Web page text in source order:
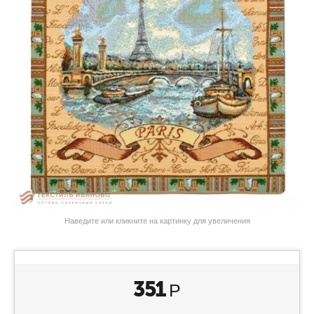
Наведите или кликните на картинку для увеличения
351 Р